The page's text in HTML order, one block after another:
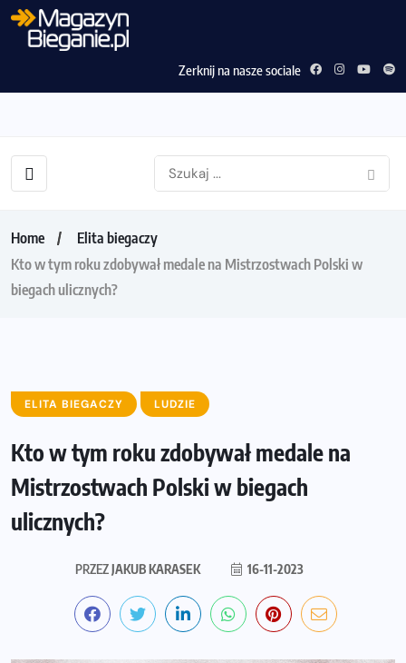
Zerknij na nasze sociale
Home
Elita biegaczy
Kto w tym roku zdobywał medale na Mistrzostwach Polski w
biegach ulicznych?
ELITA BIEGACZY LUDZIE
Kto w tym roku zdobywał medale na
Mistrzostwach Polski w biegach
ulicznych?
PRZEZJAKUB KARASEK 16-11-2023